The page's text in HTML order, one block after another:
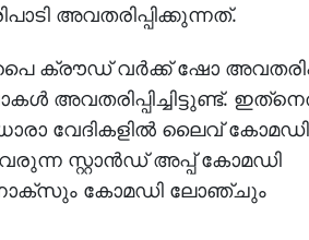
അവതരിപ്പിക്കുന്നത്.
ക്രൗഡ് വര്‍ക്ക് ഷോ
അവതരിപ്പിച്ചിട്ടുണ്ട്.
വേദികളിൽ ലൈവ്
സ്റ്റാൻഡ് അപ്പ് കോമഡി
കോമഡി ലോഞ്ചും